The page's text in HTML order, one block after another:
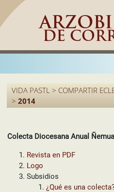
DE
VIDA PASTL > COMPARTIR
> 2014
Colecta Diocesana Anual
Revista en PDF
Logo
Subsidios
¿Qué es una